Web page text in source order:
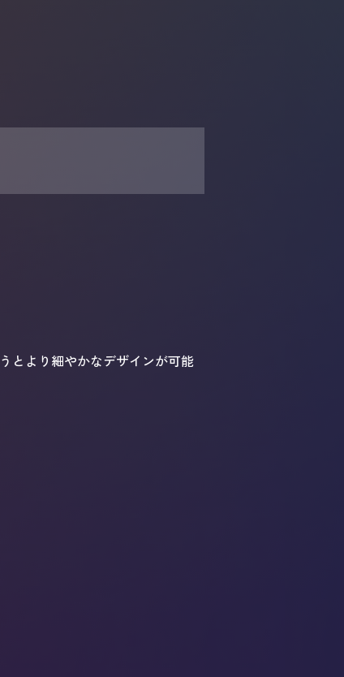
とより細やかなデザインが可能